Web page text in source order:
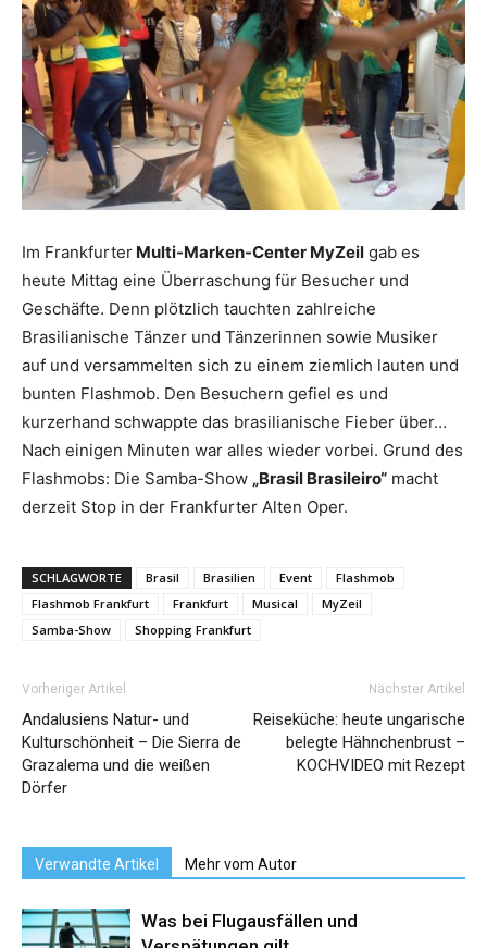
Reiseempfehlungen.
Im Frankfurter Multi-Marken-Center MyZeil gab es
heute Mittag eine Überraschung für Besucher und
Geschäfte. Denn plötzlich tauchten zahlreiche
Brasilianische Tänzer und Tänzerinnen sowie Musiker
auf und versammelten sich zu einem ziemlich lauten und
bunten Flashmob. Den Besuchern gefiel es und
kurzerhand schwappte das brasilianische Fieber über…
Nach einigen Minuten war alles wieder vorbei. Grund des
Flashmobs: Die Samba-Show „Brasil Brasileiro“ macht
derzeit Stop in der Frankfurter Alten Oper.
SCHLAGWORTE Brasil Brasilien Event
Flashmob
Flashmob Frankfurt
Frankfurt Musical
MyZeil
Samba-Show
Shopping Frankfurt
Vorheriger Artikel
Andalusiens Natur- und
Kulturschönheit – Die Sierra de
Grazalema und die weißen
Dörfer
Nächster Artikel
Reiseküche: heute ungarische
belegte Hähnchenbrust –
KOCHVIDEO mit Rezept
Verwandte Artikel Mehr vom Autor
Was bei Flugausfällen und